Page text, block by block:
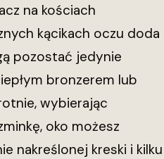
na kościach
kącikach oczu doda
pozostać jedynie
bronzerem lub
wybierając
oko możesz
nakreślonej kreski i kilku